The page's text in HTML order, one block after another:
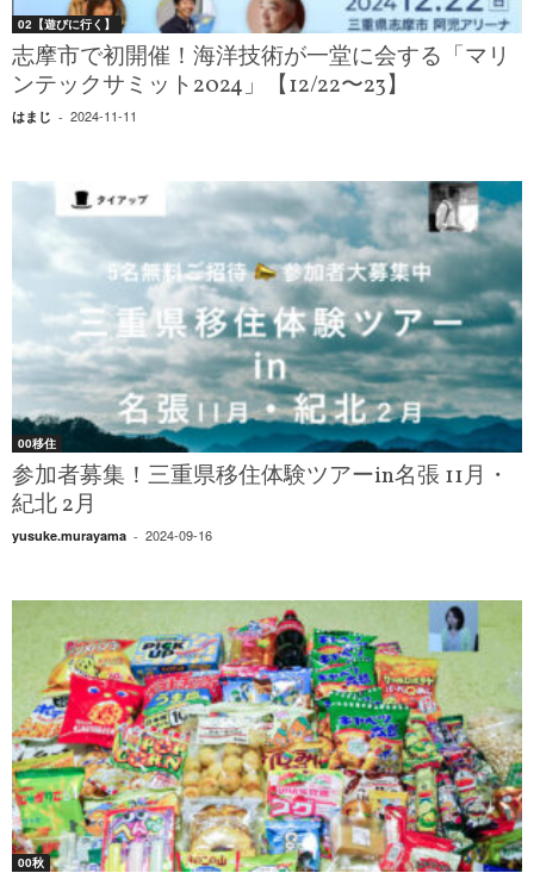
02【遊びに行く】
志摩市で初開催！海洋技術が一堂に会する「マリ
ンテックサミット2024」【12/22〜23】
はまじ - 2024-11-11
00移住
参加者募集！三重県移住体験ツアーin名張 11月・
紀北 2月
yusuke.murayama - 2024-09-16
00秋